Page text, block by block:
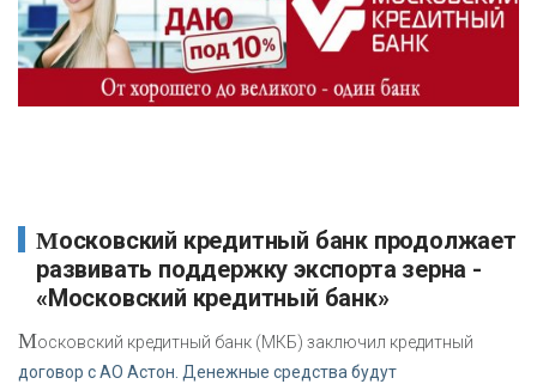
Московский кредитный банк продолжает
развивать поддержку экспорта зерна -
«Московский кредитный банк»
Московский кредитный банк (МКБ) заключил кредитный
договор с АО Астон. Денежные средства будут